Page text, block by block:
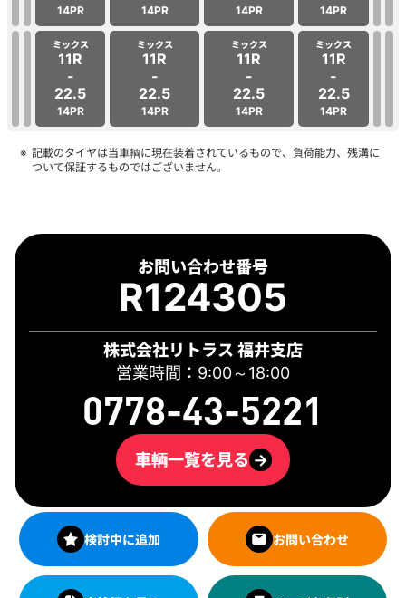
お問い合わせ番号
R124305
株式会社リトラス 福井支店
営業時間：9:00～18:00
0778-43-5221
車輌一覧を見る →
検討中に追加 お問い合わせ
14PR 14PR 14PR 14PR
ミックス
11R
-
22.5
14PR
ミックス
11R
-
22.5
14PR
ミックス
11R
-
22.5
14PR
ミックス
11R
-
22.5
14PR
記載のタイヤは当車輌に現在装着されているもので、負荷能力、残溝に
ついて保証するものではございません。